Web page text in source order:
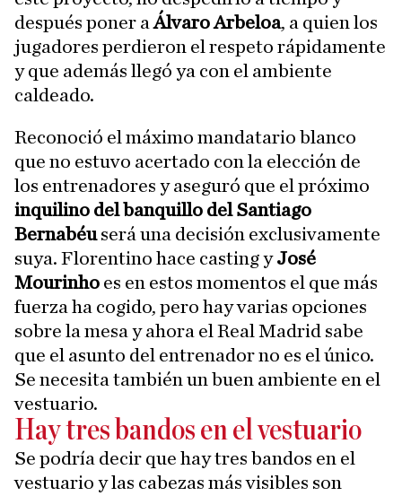
después poner a Álvaro Arbeloa, a quien los
jugadores perdieron el respeto rápidamente
y que además llegó ya con el ambiente
caldeado.
Reconoció el máximo mandatario blanco
que no estuvo acertado con la elección de
los entrenadores y aseguró que el próximo
inquilino del banquillo del Santiago
Bernabéuserá una decisión exclusivamente
suya. Florentino hace casting yJosé
Mourinho es en estos momentos el que más
fuerza ha cogido, pero hay varias opciones
sobre la mesa y ahora el Real Madrid sabe
que el asunto del entrenador no es el único.
Se necesita también un buen ambiente en el
vestuario.
Hay tres bandos en el vestuario
Se podría decir que hay tres bandos en el
vestuario y las cabezas más visibles son